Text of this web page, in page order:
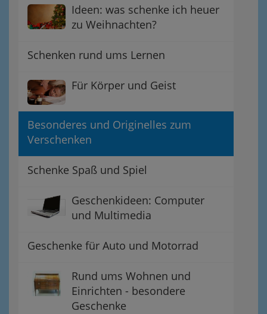
Ideen: was schenke ich heuer
zu Weihnachten?
Schenken rund ums Lernen
Für Körper und Geist
Besonderes und Originelles zum
Verschenken
Schenke Spaß und Spiel
Geschenkideen: Computer
und Multimedia
Geschenke für Auto und Motorrad
Rund ums Wohnen und
Einrichten - besondere
Geschenke